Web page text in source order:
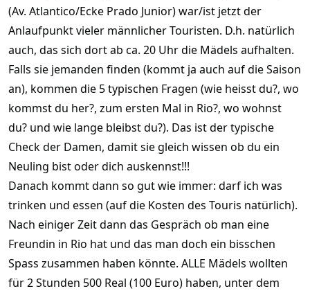
(Av. Atlantico/Ecke Prado Junior) war/ist jetzt der
Anlaufpunkt vieler männlicher Touristen. D.h. natürlich
auch, das sich dort ab ca. 20 Uhr die Mädels aufhalten.
Falls sie jemanden finden (kommt ja auch auf die Saison
an), kommen die 5 typischen Fragen (wie heisst du?, wo
kommst du her?, zum ersten Mal in Rio?, wo wohnst
du? und wie lange bleibst du?). Das ist der typische
Check der Damen, damit sie gleich wissen ob du ein
Neuling bist oder dich auskennst!!!
Danach kommt dann so gut wie immer: darf ich was
trinken und essen (auf die Kosten des Touris natürlich).
Nach einiger Zeit dann das Gespräch ob man eine
Freundin in Rio hat und das man doch ein bisschen
Spass zusammen haben könnte. ALLE Mädels wollten
für 2 Stunden 500 Real (100 Euro) haben, unter dem